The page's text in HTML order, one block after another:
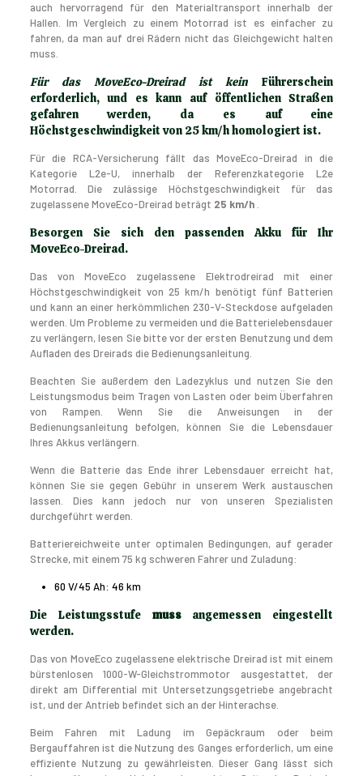
auch hervorragend für den Materialtransport innerhalb der
Hallen. Im Vergleich zu einem Motorrad ist es einfacher zu
fahren, da man auf drei Rädern nicht das Gleichgewicht halten
muss.
Für das MoveEco-Dreirad ist kein Führerschein
erforderlich, und es kann auf öffentlichen Straßen
gefahren werden, da es auf eine
Höchstgeschwindigkeit von 25 km/h homologiert ist.
Für die RCA-Versicherung fällt das MoveEco-Dreirad in die
Kategorie L2e-U, innerhalb der Referenzkategorie L2e
Motorrad. Die zulässige Höchstgeschwindigkeit für das
zugelassene MoveEco-Dreirad beträgt 25 km/h.
Besorgen Sie sich den passenden Akku für Ihr
MoveEco-Dreirad.
Das von MoveEco zugelassene Elektrodreirad mit einer
Höchstgeschwindigkeit von 25 km/h benötigt fünf Batterien
und kann an einer herkömmlichen 230-V-Steckdose aufgeladen
werden. Um Probleme zu vermeiden und die Batterielebensdauer
zu verlängern, lesen Sie bitte vor der ersten Benutzung und dem
Aufladen des Dreirads die Bedienungsanleitung.
Beachten Sie außerdem den Ladezyklus und nutzen Sie den
Leistungsmodus beim Tragen von Lasten oder beim Überfahren
von Rampen. Wenn Sie die Anweisungen in der
Bedienungsanleitung befolgen, können Sie die Lebensdauer
Ihres Akkus verlängern.
Wenn die Batterie das Ende ihrer Lebensdauer erreicht hat,
können Sie sie gegen Gebühr in unserem Werk austauschen
lassen. Dies kann jedoch nur von unseren Spezialisten
durchgeführt werden.
Batteriereichweite unter optimalen Bedingungen, auf gerader
Strecke, mit einem 75 kg schweren Fahrer und Zuladung:
60 V/45 Ah: 46 km
Die Leistungsstufe mussangemessen eingestellt
werden.
Das von MoveEco zugelassene elektrische Dreirad ist mit einem
bürstenlosen 1000-W-Gleichstrommotor ausgestattet, der
direkt am Differential mit Untersetzungsgetriebe angebracht
ist, und der Antrieb befindet sich an der Hinterachse.
Beim Fahren mit Ladung im Gepäckraum oder beim
Bergauffahren ist die Nutzung des Ganges erforderlich, um eine
effiziente Nutzung zu gewährleisten. Dieser Gang lässt sich